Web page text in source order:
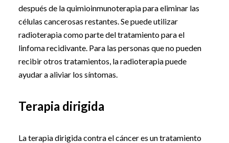
después de la quimioinmunoterapia para eliminar las
células cancerosas restantes. Se puede utilizar
radioterapia como parte del tratamiento para el
linfoma recidivante. Para las personas que no pueden
recibir otros tratamientos, la radioterapia puede
ayudar a aliviar los síntomas.
Terapia dirigida
La terapia dirigida contra el cáncer es un tratamiento